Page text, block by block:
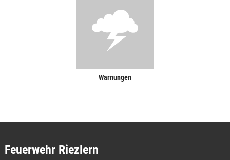
Warnungen
Feuerwehr Riezlern